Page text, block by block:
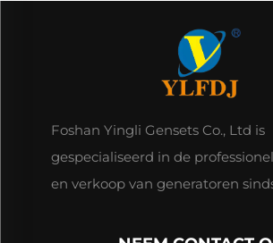
Foshan Yingli Gensets Co., Ltd is
gespecialiseerd in de
en verkoop van generatoren